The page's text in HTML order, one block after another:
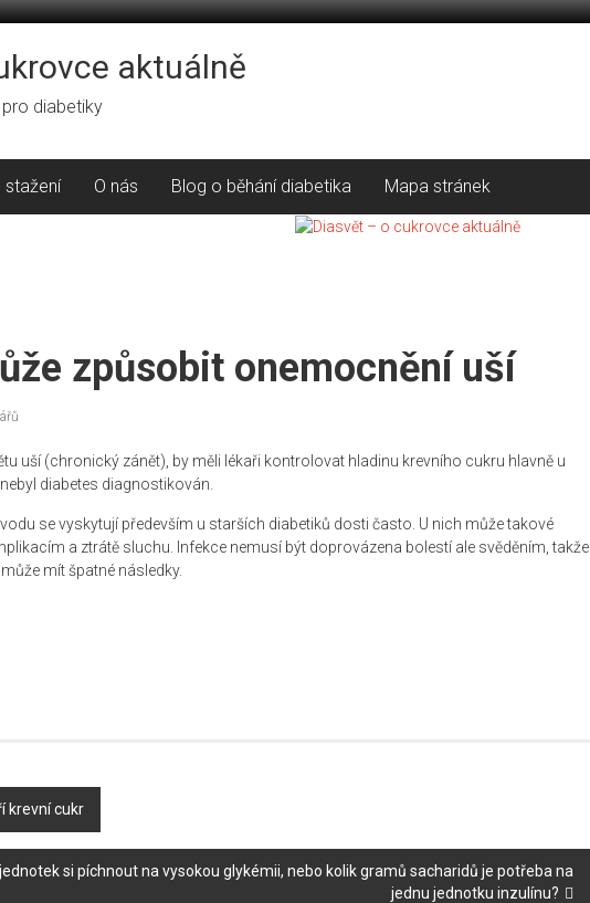
aktuálně
diabetiky
stažení O nás Blog o běhání diabetika Mapa stránek
způsobit onemocnění uší
uší (chronický zánět), by měli lékaři kontrolovat hladinu krevního cukru hlavně u
diabetes diagnostikován.
se vyskytují především u starších diabetiků dosti často. U nich může takové
a ztrátě sluchu. Infekce nemusí být doprovázena bolestí ale svěděním, takže
mít špatné následky.
krevní cukr
si píchnout na vysokou glykémii, nebo kolik gramů sacharidů je potřeba na
jednu jednotku inzulínu?